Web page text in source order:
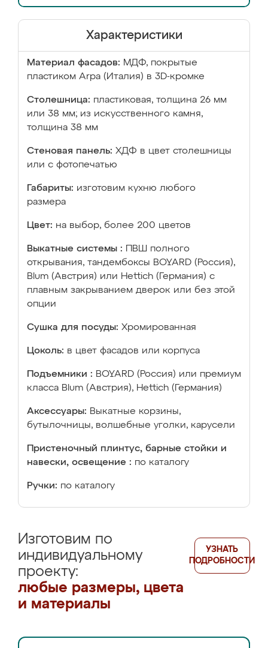
Характеристики
Материал фасадов: МДФ, покрытые
пластиком Arpa (Италия) в 3D-кромке
Столешница: пластиковая, толщина 26 мм
или 38 мм; из искусственного камня,
толщина 38 мм
Стеновая панель: ХДФ в цвет столешницы
или с фотопечатью
Габариты: изготовим кухню любого
размера
Цвет: на выбор, более 200 цветов
Выкатные системы :
ПВШ полного
открывания, тандембоксы BOYARD (Россия),
Blum (Австрия) или Hettich (Германия) с
плавным закрыванием дверок или без этой
опции
Сушка для посуды: Хромированная
Цоколь: в цвет фасадов или корпуса
Подъемники : BOYARD (Россия) или премиум
класса Blum (Австрия), Hettich (Германия)
Аксессуары: Выкатные корзины,
бутылочницы, волшебные уголки, карусели
Пристеночный плинтус, барные стойки и
навески, освещение : по каталогу
Ручки: по каталогу
Изготовим по
индивидуальному
проекту:
любые размеры, цвета
и материалы
УЗНАТЬ
ПОДРОБНОСТИ